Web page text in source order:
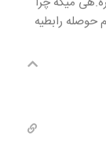
حوصله رابطیه